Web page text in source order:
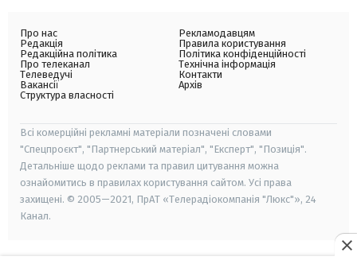
Про нас
Редакція
Редакційна політика
Про телеканал
Телеведучі
Вакансії
Структура власності
Рекламодавцям
Правила користування
Політика конфіденційності
Технічна інформація
Контакти
Архів
Всі комерційні рекламні матеріали позначені словами
"Спецпроєкт", "Партнерський матеріал", "Експерт", "Позиція".
Детальніше щодо реклами та правил цитування можна
ознайомитись в правилах користування сайтом. Усі права
захищені. © 2005—2021, ПрАТ «Телерадіокомпанія "Люкс"», 24
Канал.